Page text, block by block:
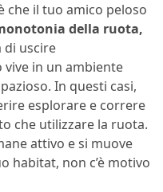
che il tuo amico peloso
della ruota,
di uscire
in un ambiente
In questi casi,
esplorare e correre
che utilizzare la ruota.
attivo e si muove
habitat, non c’è motivo